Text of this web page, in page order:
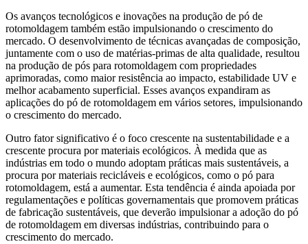
Os avanços tecnológicos e inovações na produção de pó de
rotomoldagem também estão impulsionando o crescimento do
mercado. O desenvolvimento de técnicas avançadas de composição,
juntamente com o uso de matérias-primas de alta qualidade, resultou
na produção de pós para rotomoldagem com propriedades
aprimoradas, como maior resistência ao impacto, estabilidade UV e
melhor acabamento superficial. Esses avanços expandiram as
aplicações do pó de rotomoldagem em vários setores, impulsionando
o crescimento do mercado.
Outro fator significativo é o foco crescente na sustentabilidade e a
crescente procura por materiais ecológicos. À medida que as
indústrias em todo o mundo adoptam práticas mais sustentáveis, a
procura por materiais recicláveis ​​e ecológicos, como o pó para
rotomoldagem, está a aumentar. Esta tendência é ainda apoiada por
regulamentações e políticas governamentais que promovem práticas
de fabricação sustentáveis, que deverão impulsionar a adoção do pó
de rotomoldagem em diversas indústrias, contribuindo para o
crescimento do mercado.